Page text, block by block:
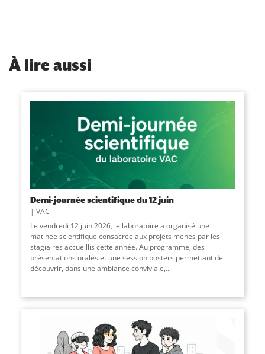
À lire aussi
Demi-journée scientifique du 12 juin
VAC
Le vendredi 12 juin 2026, le laboratoire a organisé une
matinée scientifique consacrée aux projets menés par les
stagiaires accueillis cette année. Au programme, des
présentations orales et une session posters permettant de
découvrir, dans une ambiance conviviale,...